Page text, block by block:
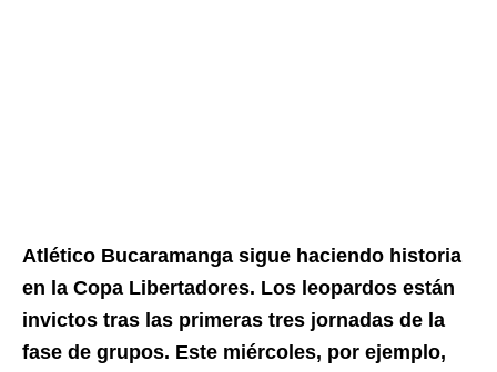
Atlético Bucaramanga sigue haciendo historia
en la Copa Libertadores. Los leopardos están
invictos tras las primeras tres jornadas de la
fase de grupos. Este miércoles, por ejemplo,